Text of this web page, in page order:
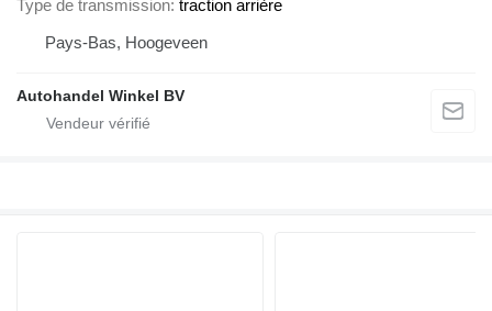
Type de transmission traction arrière
Pays-Bas, Hoogeveen
Autohandel Winkel BV